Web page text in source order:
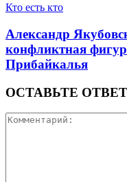
Кто есть кто
Александр
конфликтная
Прибайкалья
ОСТАВЬТЕ ОТВЕТ